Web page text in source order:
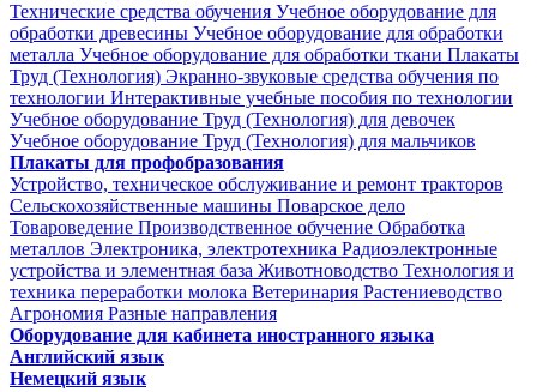
Технические средства обучения Учебное оборудование для
обработки древесины Учебное оборудование для обработки
металла Учебное оборудование для обработки ткани Плакаты
Труд (Технология) Экранно-звуковые средства обучения по
технологии Интерактивные учебные пособия по технологии
Учебное оборудование Труд (Технология) для девочек
Учебное оборудование Труд (Технология) для мальчиков
Плакаты для профобразования
Устройство, техническое обслуживание и ремонт тракторов
Сельскохозяйственные машины Поварское дело
Товароведение Производственное обучение Обработка
металлов Электроника, электротехника Радиоэлектронные
устройства и элементная база Животноводство Технология и
техника переработки молока Ветеринария Растениеводство
Агрономия Разные направления
Оборудование для кабинета иностранного языка
Английский язык
Немецкий язык